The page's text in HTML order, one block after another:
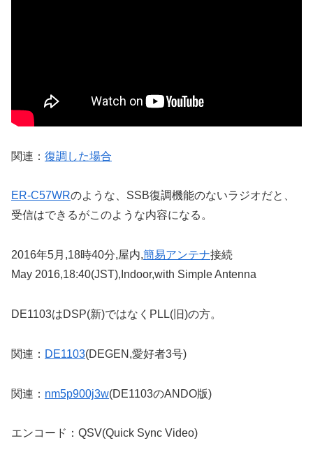
関連： 復調した場合
ER-C57WRのような、SSB復調機能のないラジオだと、
受信はできるがこのような内容になる。
2016年5月,18時40分,屋内,簡易アンテナ接続
May 2016,18:40(JST),Indoor,with Simple Antenna
DE1103はDSP(新)ではなくPLL(旧)の方。
関連： DE1103(DEGEN,愛好者3号)
関連： nm5p900j3w(DE1103のANDO版)
エンコード：QSV(Quick Sync Video)